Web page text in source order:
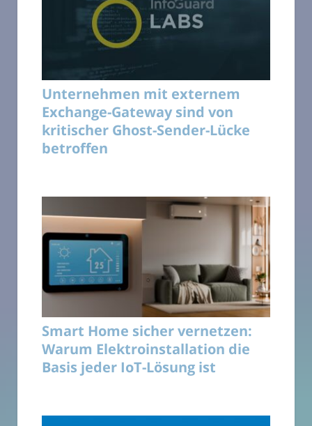
Unternehmen mit externem
Exchange-Gateway sind von
kritischer Ghost-Sender-Lücke
betroffen
Smart Home sicher vernetzen:
Warum Elektroinstallation die
Basis jeder IoT-Lösung ist